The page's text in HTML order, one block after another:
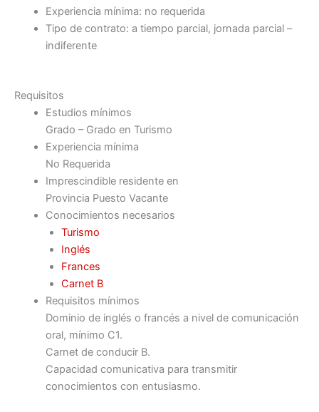
Experiencia mínima: no requerida
Tipo de contrato: a tiempo parcial, jornada parcial –
indiferente
Requisitos
Estudios mínimos
Grado – Grado en Turismo
Experiencia mínima
No Requerida
Imprescindible residente en
Provincia Puesto Vacante
Conocimientos necesarios
Turismo
Inglés
Frances
Carnet B
Requisitos mínimos
Dominio de inglés o francés a nivel de comunicación
oral, mínimo C1.
Carnet de conducir B.
Capacidad comunicativa para transmitir
conocimientos con entusiasmo.